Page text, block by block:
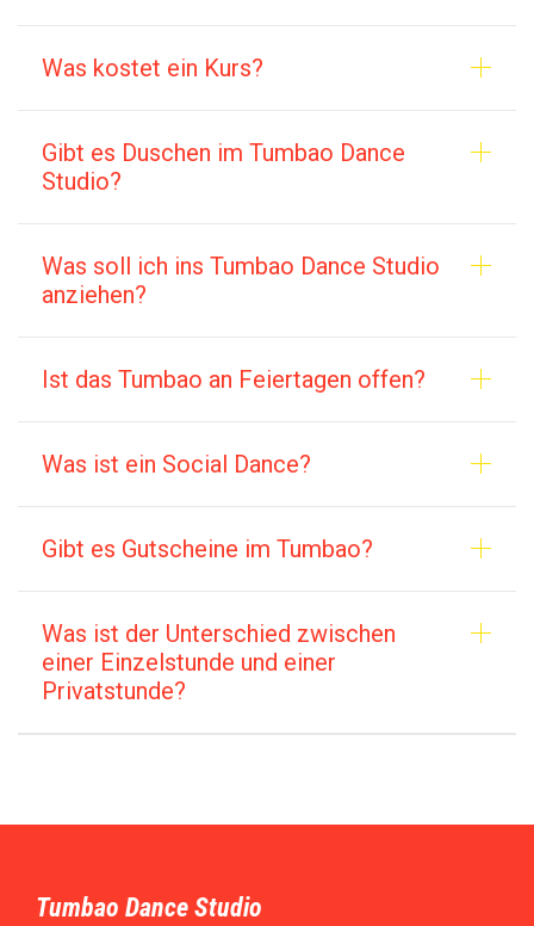
Was kostet ein Kurs?
Gibt es Duschen im Tumbao Dance
Studio?
Was soll ich ins Tumbao Dance Studio
anziehen?
Ist das Tumbao an Feiertagen offen?
Was ist ein Social Dance?
Gibt es Gutscheine im Tumbao?
Was ist der Unterschied zwischen
einer Einzelstunde und einer
Privatstunde?
Tumbao Dance Studio